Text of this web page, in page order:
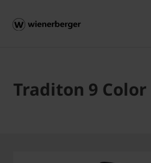
Traditon 9 Color